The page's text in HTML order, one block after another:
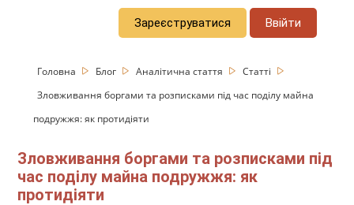
Зареєструватися Ввійти
Головна Блог Аналітична стаття
Статті
Зловживання боргами та розписками під час поділу майна
подружжя: як протидіяти
Зловживання боргами та розписками під
час поділу майна подружжя: як
протидіяти